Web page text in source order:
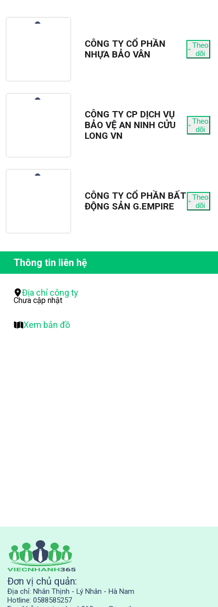
CÔNG TY CỔ PHẦN
NHỰA BẢO VÂN
Theo
dõi
CÔNG TY CP DỊCH VỤ
BẢO VỆ AN NINH CỬU
LONG VN
Theo
dõi
CÔNG TY CỔ PHẦN BẤT
ĐỘNG SẢN G.EMPIRE
Theo
dõi
Thông tin liên hệ
Địa chỉ công ty
Chưa cập nhật
Xem bản đồ
Đơn vị chủ quản:
Địa chỉ: Nhân Thịnh - Lý Nhân - Hà Nam
Hotline: 0588585257